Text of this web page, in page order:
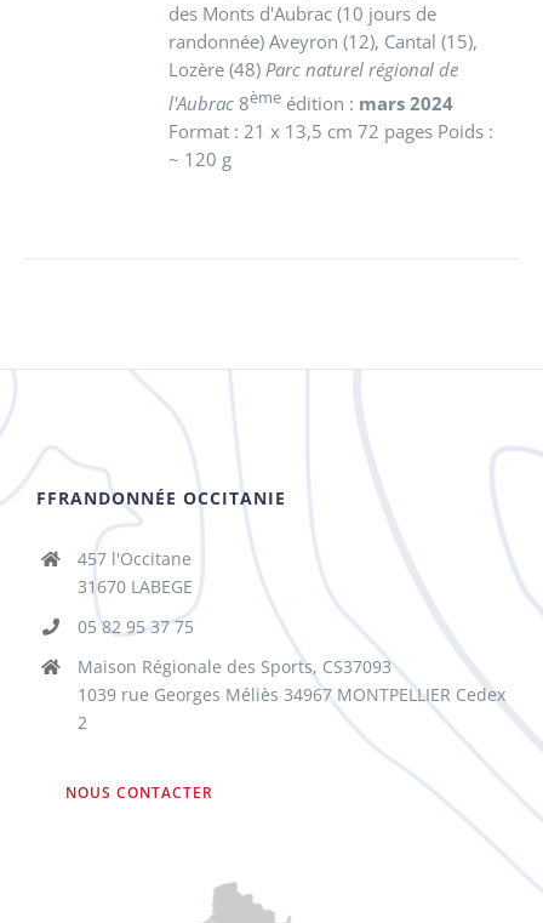
des Monts d'Aubrac (10 jours de
randonnée) Aveyron (12), Cantal (15),
Lozère (48)Parc naturel régional de
l'Aubrac 8ème édition : mars 2024
Format : 21 x 13,5 cm 72 pages Poids :
~ 120 g
FFRANDONNÉE OCCITANIE
457 l'Occitane
31670 LABEGE
05 82 95 37 75
Maison Régionale des Sports, CS37093
1039 rue Georges Méliès 34967 MONTPELLIER Cedex
2
NOUS CONTACTER